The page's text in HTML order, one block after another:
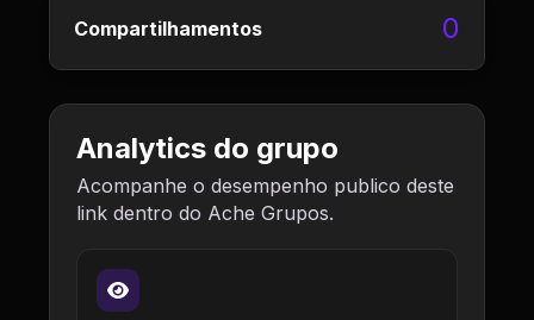
Compartilhamentos 0
Analytics do grupo
Acompanhe o desempenho publico deste
link dentro do Ache Grupos.